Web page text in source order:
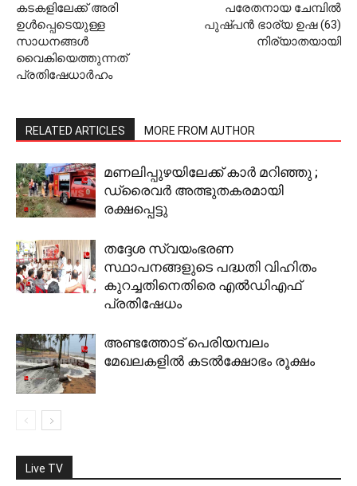
കടകളിലേക്ക് അരി
ഉള്‍പ്പെടെയുള്ള
സാധനങ്ങള്‍
വൈകിയെത്തുന്നത്
പ്രതിഷേധാര്‍ഹം
പരേതനായ ചേമ്പില്‍
പുഷ്പന്‍ ഭാര്യ ഉഷ (63)
നിര്യാതയായി
RELATED ARTICLES MORE FROM AUTHOR
മണലിപ്പുഴയിലേക്ക് കാര്‍ മറിഞ്ഞു ;
ഡ്രൈവര്‍ അത്ഭുതകരമായി
രക്ഷപ്പെട്ടു
തദ്ദേശ സ്വയംഭരണ
സ്ഥാപനങ്ങളുടെ പദ്ധതി വിഹിതം
കുറച്ചതിനെതിരെ എൽഡിഎഫ്
പ്രതിഷേധം
അണ്ടത്തോട് പെരിയമ്പലം
മേഖലകളില്‍ കടല്‍ക്ഷോഭം രൂക്ഷം
Live TV